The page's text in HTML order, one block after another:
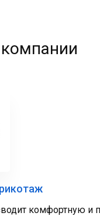
комфортную и